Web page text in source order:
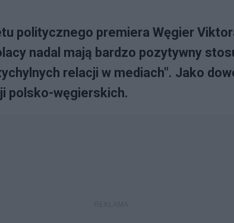
politycznego premiera Węgier
nadal mają bardzo pozytywny
relacji w mediach". Jako
polsko-węgierskich.